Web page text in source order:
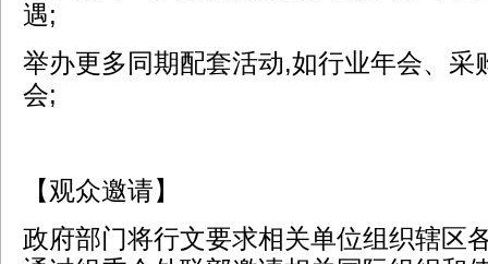
遇;
举办更多同期配套活动,如行业年会、采
会;
【观众邀请】
政府部门将行文要求相关单位组织辖区